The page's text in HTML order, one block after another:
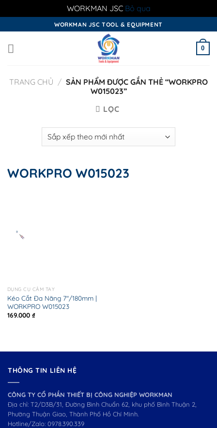
WORKMAN JSC Bỏ qua
to
content
WORKMAN JSC TOOL & EQUIPMENT
0
TRANG CHỦ / SẢN PHẨM ĐƯỢC GẮN THẺ “WORKPRO
W015023”
LỌC
WORKPRO W015023
DỤNG CỤ CẦM TAY
Kéo Cắt Đa Năng 7″/180mm |
WORKPRO W015023
169.000 ₫
THÔNG TIN LIÊN HỆ
CÔNG TY CỔ PHẦN THIẾT BỊ CÔNG NGHIỆP WORKMAN
Địa chỉ: T2/D3B/31, Đường Bình Chuẩn 62, khu phố Bình Thuận 2,
Phường Thuận Giao, Thành Phố Hồ Chí Minh.
Hotline/Zalo: 0978.390.339